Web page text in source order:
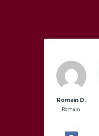
Romain D.
Romain